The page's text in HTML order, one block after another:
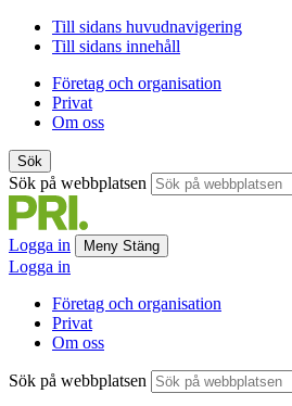
Till sidans huvudnavigering
Till sidans innehåll
Företag och organisation
Privat
Om oss
Sök
Sök på webbplatsen
Logga in Meny Stäng
Logga in
Företag och organisation
Privat
Om oss
Sök på webbplatsen